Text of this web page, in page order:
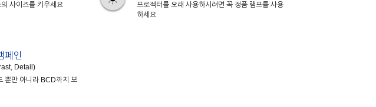
사이즈를 키우세요
프로젝터를 오래 사용하시려면 꼭 정품 램프를 사용
하세요
페인
Detail)
뿐만 아니라 BCD까지 보